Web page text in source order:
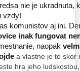
nie je ukradnuta,
vzdy!
komunistov aj ini.
inak fungovat
naopak
a vlastne je to skor
hra jeho